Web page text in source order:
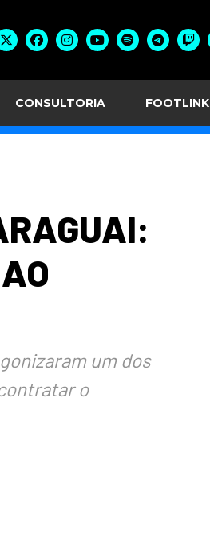
CONSULTORIA FOOTLINK
um dos
o